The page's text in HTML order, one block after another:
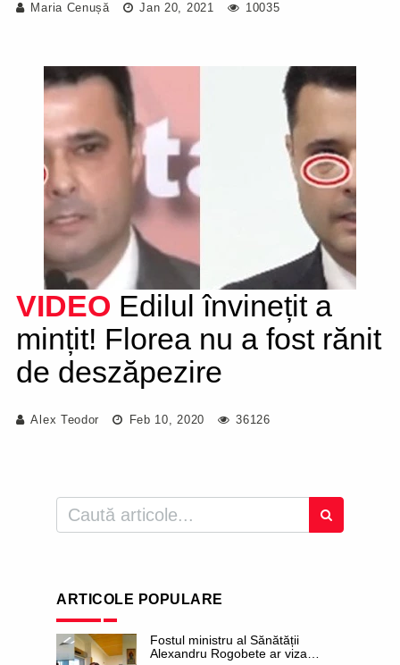
Maria Cenușă Jan 20, 2021 10035
VIDEO Edilul învinețit a
mințit! Florea nu a fost rănit
de deszăpezire
Alex Teodor Feb 10, 2020 36126
ARTICOLE POPULARE
Fostul ministru al Sănătății
Alexandru Rogobete ar viza